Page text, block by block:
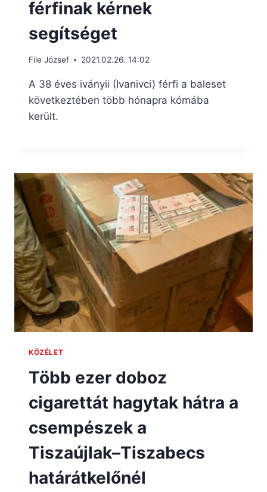
férfinak kérnek
segítséget
File József 2021.02.26. 14:02
A 38 éves iványii (Ivanivci) férfi a baleset
következtében több hónapra kómába
került.
KÖZÉLET
Több ezer doboz
cigarettát hagytak hátra a
csempészek a
Tiszaújlak–Tiszabecs
határátkelőnél